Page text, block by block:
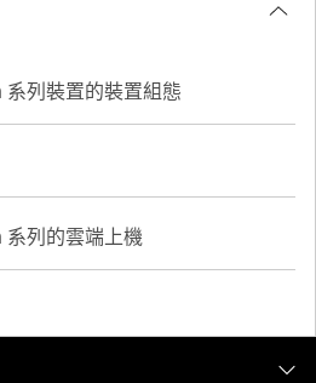
列裝置的裝置組態
列的雲端上機